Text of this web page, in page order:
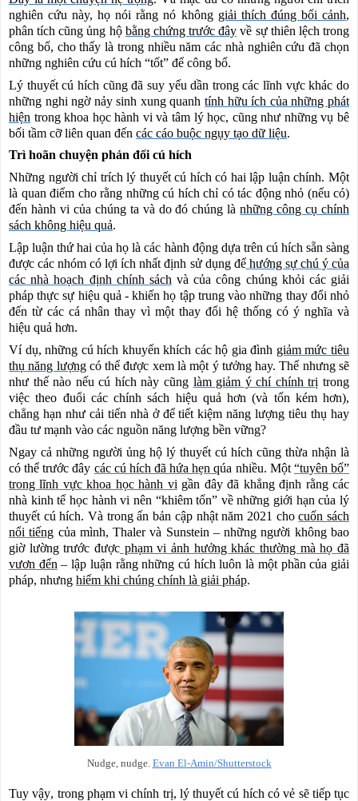
nghiên cứu này, họ nói rằng nó không giải thích đúng bối cảnh,
phân tích cũng ủng hộ bằng chứng trước đây về sự thiên lệch trong
công bố, cho thấy là trong nhiều năm các nhà nghiên cứu đã chọn
những nghiên cứu cú hích “tốt” để công bố.
Lý thuyết cú hích cũng đã suy yếu dần trong các lĩnh vực khác do
những nghi ngờ nảy sinh xung quanhtính hữu ích của những phát
hiện trong khoa học hành vi và tâm lý học, cũng như những vụ bê
bối tầm cỡ liên quan đến các cáo buộc ngụy tạo dữ liệu.
Trì hoãn chuyện phản đối cú hích
Những người chỉ trích lý thuyết cú hích có hai lập luận chính. Một
là quan điểm cho rằng những cú hích chỉ có tác động nhỏ (nếu có)
đến hành vi của chúng ta và do đó chúng lànhững công cụ chính
sách không hiệu quả.
Lập luận thứ hai của họ là các hành động dựa trên cú hích sẵn sàng
được các nhóm có lợi ích nhất định sử dụng đểhướng sự chú ý của
các nhà hoạch định chính sách và của công chúng khỏi các giải
pháp thực sự hiệu quả - khiến họ tập trung vào những thay đổi nhỏ
đến từ các cá nhân thay vì một thay đổi hệ thống có ý nghĩa và
hiệu quả hơn.
Ví dụ, những cú hích khuyến khích các hộ gia đình giảm mức tiêu
thụ năng lượngcó thể được xem là một ý tưởng hay. Thế nhưng sẽ
như thế nào nếu cú hích này cũng làm giảm ý chí chính trị trong
việc theo đuổi các chính sách hiệu quả hơn (và tốn kém hơn),
chẳng hạn như cải tiến nhà ở để tiết kiệm năng lượng tiêu thụ hay
đầu tư mạnh vào các nguồn năng lượng bền vững?
Ngay cả những người ủng hộ lý thuyết cú hích cũng thừa nhận là
có thể trước đây các cú hích đã hứa hẹn qúa nhiều. Một “tuyên bố”
trong lĩnh vực khoa học hành vi gần đây đã khẳng định rằng các
nhà kinh tế học hành vi nên “khiêm tốn” về những giới hạn của lý
thuyết cú hích. Và trong ấn bản cập nhật năm 2021 chocuốn sách
nổi tiếng của mình, Thaler và Sunstein – những người không bao
giờ lường trước được phạm vi ảnh hưởng khác thường mà họ đã
vươn đến – lập luận rằng những cú hích luôn là một phần của giải
pháp, nhưng hiếm khi chúng chính là giải pháp.
Nudge, nudge. Evan El-Amin/Shutterstock
Tuyvậy, trong phạm vichính trị, lý thuyết cú hích cóvẻ sẽ tiếp tục